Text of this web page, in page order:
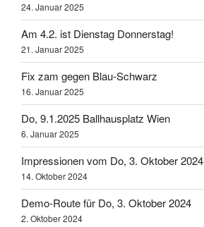
24. Januar 2025
Am 4.2. ist Dienstag Donnerstag!
21. Januar 2025
Fix zam gegen Blau-Schwarz
16. Januar 2025
Do, 9.1.2025 Ballhausplatz Wien
6. Januar 2025
Impressionen vom Do, 3. Oktober 2024
14. Oktober 2024
Demo-Route für Do, 3. Oktober 2024
2. Oktober 2024